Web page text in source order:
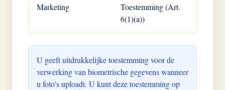
Marketing
Toestemming (Art.
6(1)(a))
U geeft uitdrukkelijke toestemming voor de
verwerking van biometrische gegevens wanneer
u foto's uploadt. U kunt deze toestemming op